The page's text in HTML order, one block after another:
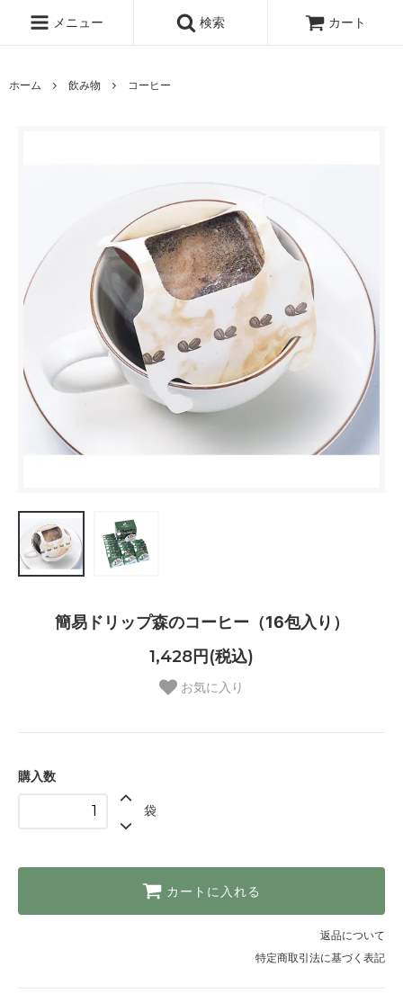
メニュー 検索 カート
ホーム 飲み物 コーヒー
簡易ドリップ森のコーヒー（16包入り）
1,428円(税込)
お気に入り
購入数
袋
カートに入れる
返品について
特定商取引法に基づく表記